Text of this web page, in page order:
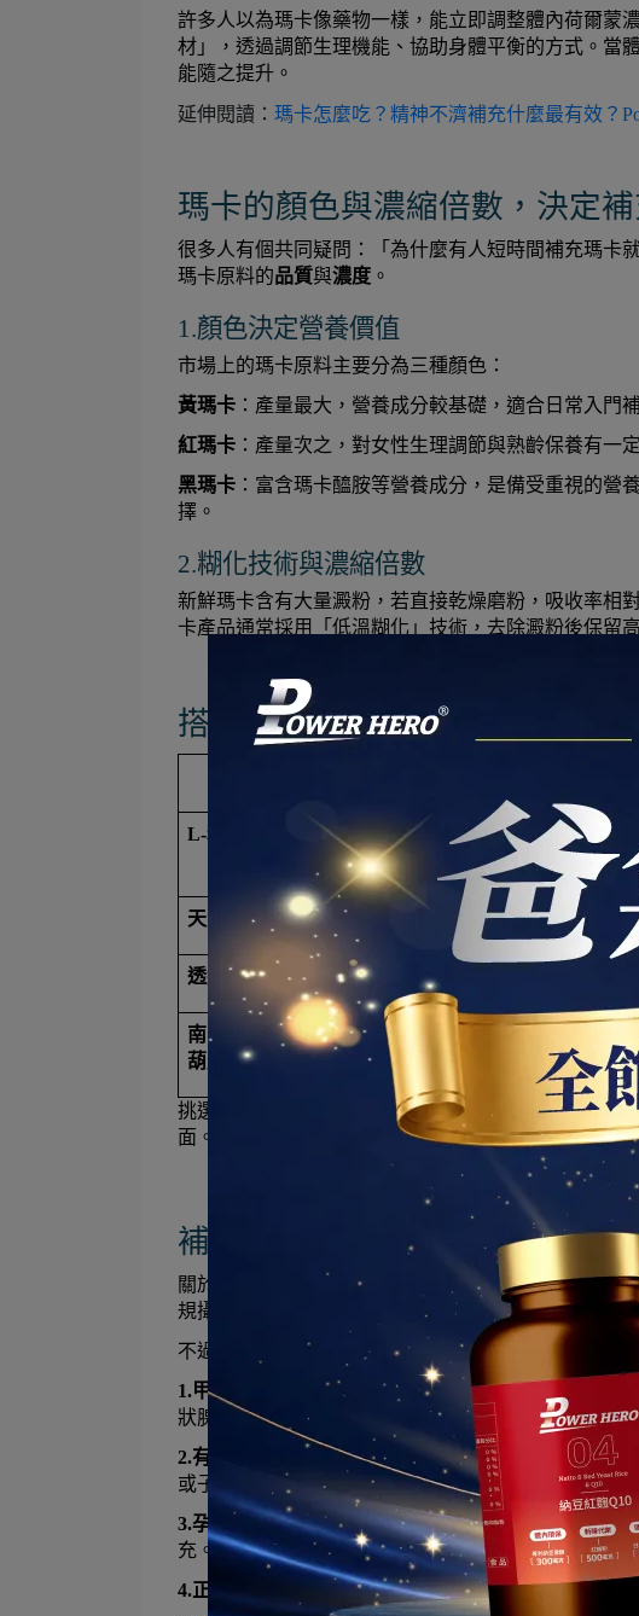
許多人以為瑪卡像藥物一樣，能立即調整體內荷爾蒙
材」，透過調節生理機能、協助身體平衡的方式。當
能隨之提升。
延伸閱讀： 瑪卡怎麼吃？精神不濟補充什麼最有效？
瑪卡的顏色與濃縮倍數，決定
很多人有個共同疑問：「為什麼有人短時間補充瑪卡
瑪卡原料的品質與濃度 。
1.顏色決定營養價值
市場上的瑪卡原料主要分為三種顏色：
黃瑪卡 ：產量最大，營養成分較基礎，適合日常入門
紅瑪卡 ：產量次之，對女性生理調節與熟齡保養有一
黑瑪卡 ：富含瑪卡醯胺等營養成分，是備受重視的
擇。
2.糊化技術與濃縮倍數
新鮮瑪卡含有大量澱粉，若直接乾燥磨粉，吸收率相
卡產品通常採用「低溫糊化」技術，去除澱粉後保留
搭配複方成分，讓男性保健效果
L-精胺酸 常見於男性保健產品配方
與瑪卡
合
天然鋅 常見於男性保健產品配方 共同維
透納葉 常見於男性保健產品配方
南非醉茄 /
葫蘆巴
常見於男性保健產品配方，
知名植物適應原
補充所
挑選男性保健品時，優先確認是否含有高純度的 L-
面。
補充瑪卡有副作用嗎？以下族
關於「瑪卡副作用」，這也是許多人在購買前最想釐
規攝取量下（每日 500mg 至 3,000mg），健康成人
不過，以下族群補充前，建議先諮詢專業醫師或營養師
1.甲狀腺功能異常： 瑪卡屬於十字花科植物，含有硫
狀腺素的正常合成，建議謹慎評估。
2.有荷爾蒙相關疾病：雖然研究顯示瑪卡不會直接改
或子宮相關疾病者，在補充前先與主治醫師確認。
3.孕婦、哺乳期婦女及嬰幼兒：目前針對這類族群的
充。
4.正在服用抗凝血藥物：瑪卡含有維生素 K，可能與